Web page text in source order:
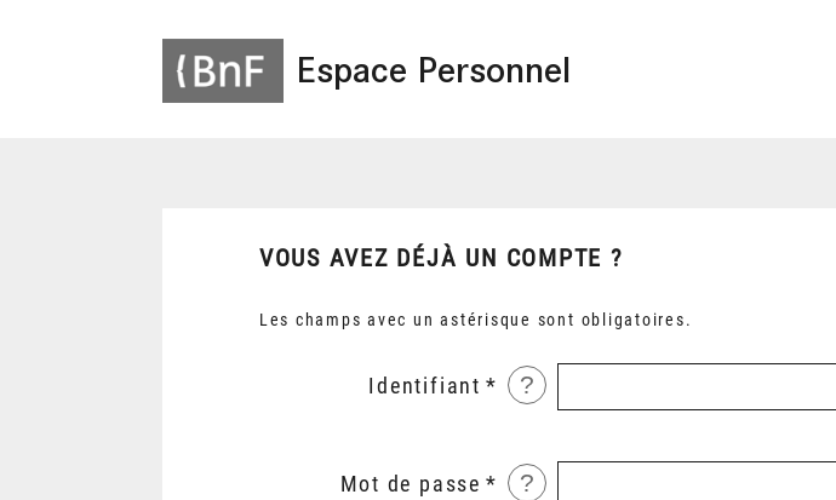
Espace Personnel
VOUS AVEZ DÉJÀ UN COMPTE ?
Les champs avec un astérisque sont obligatoires.
Identifiant ?
Mot de passe ?